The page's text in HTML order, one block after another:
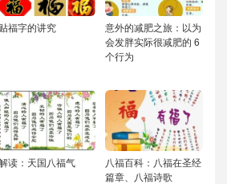
贴福字的讲究
意外的减肥之旅：以为
会发胖实际很减肥的 6
个行为
读：天国八福气
八福百科：八福在圣经
篇章、八福诗歌